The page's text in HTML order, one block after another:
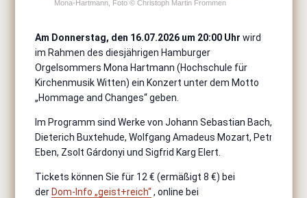
Mona-Hartmann, Foto © Christoph Martin Frommen
Am Donnerstag, den 16.07.2026 um 20:00 Uhr wird
im Rahmen des diesjährigen Hamburger
Orgelsommers Mona Hartmann (Hochschule für
Kirchenmusik Witten) ein Konzert unter dem Motto
„Hommage and Changes“ geben.
Im Programm sind Werke von Johann Sebastian Bach,
Dieterich Buxtehude, Wolfgang Amadeus Mozart, Petr
Eben, Zsolt Gárdonyi und Sigfrid Karg Elert.
Tickets können Sie für 12 € (ermäßigt 8 €) bei
der Dom-Info „geist+reich“, online bei